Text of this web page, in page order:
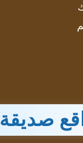
صديقة